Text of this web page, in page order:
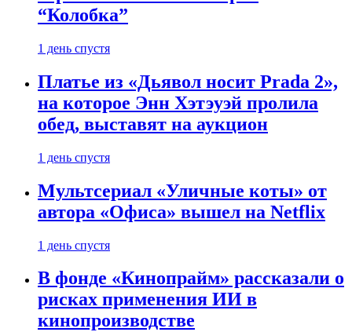
“Колобка”
1 день спустя
Платье из «Дьявол носит Prada 2»,
на которое Энн Хэтэуэй пролила
обед, выставят на аукцион
1 день спустя
Мультсериал «Уличные коты» от
автора «Офиса» вышел на Netflix
1 день спустя
В фонде «Кинопрайм» рассказали о
рисках применения ИИ в
кинопроизводстве